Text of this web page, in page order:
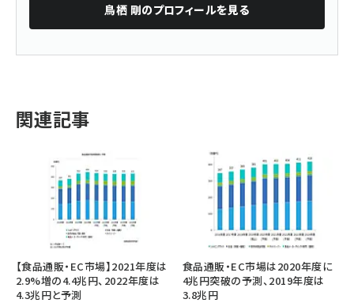
鳥栖 剛のプロフィールを見る
関連記事
【食品通販・EC市場】2021年度は
2.9%増の4.4兆円、2022年度は
4.3兆円と予測
食品通販・EC市場は2020年度に
4兆円突破の予測、2019年度は
3.8兆円